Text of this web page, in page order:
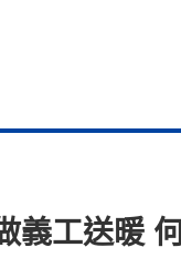
義工送暖